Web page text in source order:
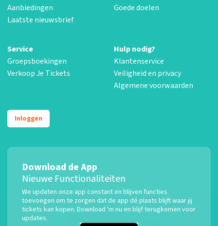
Aanbiedingen
Laatste nieuwsbrief
Goede doelen
Service
Groepsboekingen
Verkoop Je Tickets
Hulp nodig?
Klantenservice
Veiligheid en privacy
Algemene voorwaarden
Inloggen
Download de App
Nieuwe Functionaliteiten
We updaten onze app constant en blijven functies
toevoegen om te zorgen dat de app dé plaats blijft waar jij
tickets kan kopen. Download 'm nu en blijf terugkomen voor
updates.